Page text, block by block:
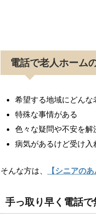
電話で老人ホーム
希望する地域にどんな
特殊な事情がある
色々な疑問や不安を
病気があるけど受け入
そんな方は、 【シニアの
手っ取り早く電話